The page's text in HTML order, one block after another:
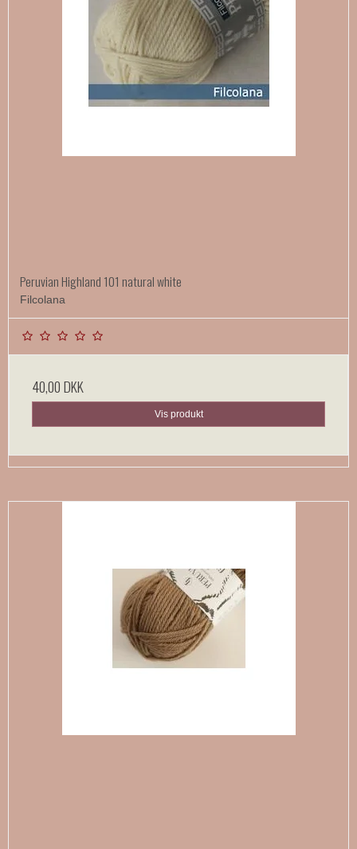
Peruvian Highland 101 natural white
Filcolana
40,00 DKK
Vis produkt